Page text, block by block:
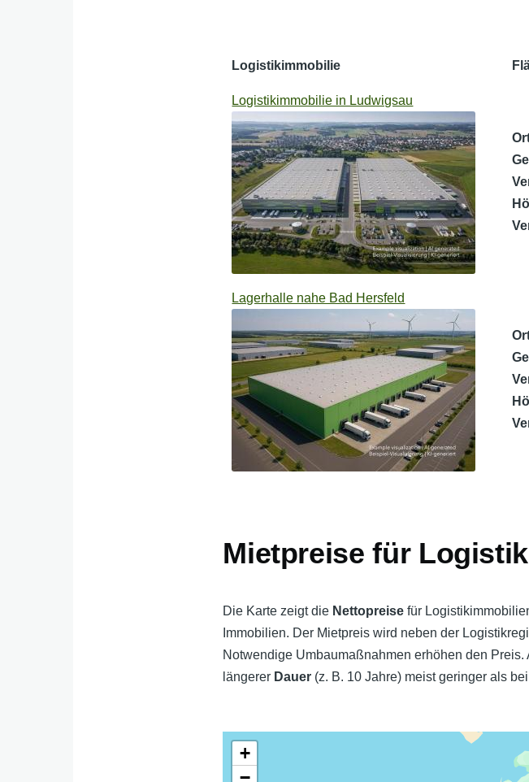
Logistikimmobilie
Logistikimmobilie in Ludwigsau
Lagerhalle nahe Bad Hersfeld
Mietpreise für
Die Karte zeigt die Nettopreise für
Immobilien. Der Mietpreis wird neben der
Notwendige Umbaumaßnahmen erhöhen den
längerer Dauer (z. B. 10 Jahre) meist geringer als
+
−